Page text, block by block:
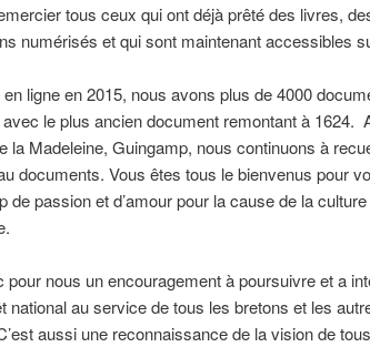
tous ceux qui ont déjà prêté des livres,
numérisés et qui sont maintenant accessibles
ligne en 2015, nous avons plus de 4000
le plus ancien document remontant à 1624.
la Madeleine, Guingamp, nous continuons à
documents. Vous êtes tous le bienvenus pour
passion et d’amour pour la cause de la culture
pour nous un encouragement à poursuivre et a
national au service de tous les bretons et les
aussi une reconnaissance de la vision de